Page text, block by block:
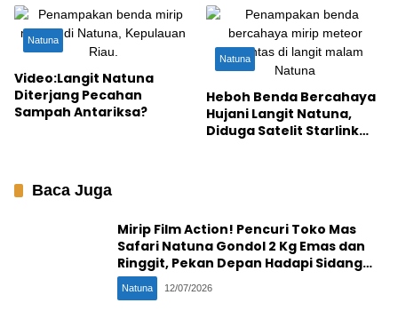
Hubungan Apa dengan
Wanita Penadah?
Natuna
Video:Langit Natuna
Diterjang Pecahan
Sampah Antariksa?
Natuna
Heboh Benda Bercahaya
Hujani Langit Natuna,
Diduga Satelit Starlink
Baca Juga
Mirip Film Action! Pencuri Toko Mas
Safari Natuna Gondol 2 Kg Emas dan
Ringgit, Pekan Depan Hadapi Sidang
Penentu
Natuna 12/07/2026